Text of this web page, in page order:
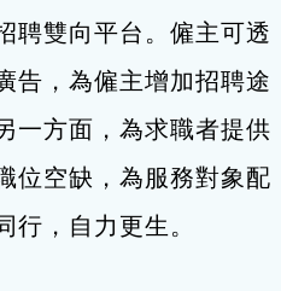
聘雙向平台。僱主可透
告，為僱主增加招聘途
一方面，為求職者提供
位空缺，為服務對象配
行，自力更生。